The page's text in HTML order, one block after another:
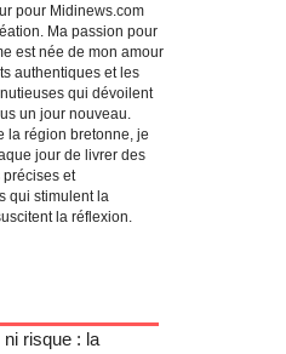
pour Midinews.com
Ma passion pour
est née de mon amour
authentiques et les
qui dévoilent
un jour nouveau.
la région bretonne, je
jour de livrer des
et
qui stimulent la
la réflexion.
risque : la